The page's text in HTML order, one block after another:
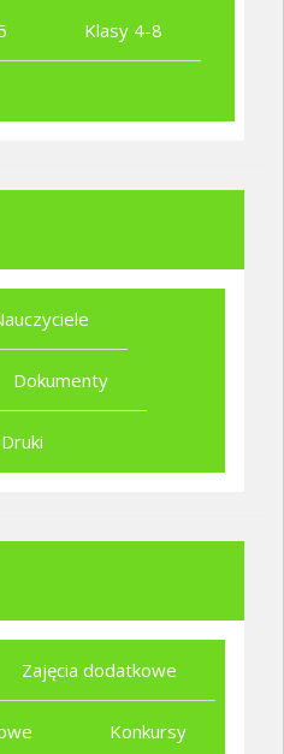
Klasy 4-8
Dokumenty
Druki
Zajęcia dodatkowe
Konkursy